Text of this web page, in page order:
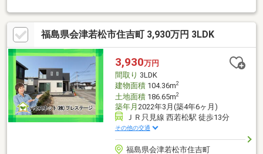
産.com by47不動産】にお任せください♪・注文住宅・内装リフ
ォーム工事・太陽光パネル・蓄電池・外構工事・売却相談・住宅
ローンのお悩み全般住まいをトータルサポート致します◎フット
ワークの軽さが自慢♪お気軽にご相談ください！
福島県会津若松市住吉町 3,930万円 3LDK
3,930万円
間取り 3LDK
建物面積104.36m2
土地面積186.65m2
築年月 2022年3月(築4年6ヶ月)
ＪＲ只見線 西若松駅 徒歩13分
その他の交通
福島県会津若松市住吉町